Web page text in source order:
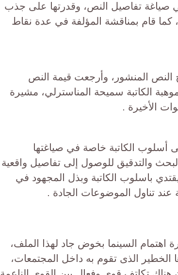
صياغة تفاصيل النص، وقدرتها على جذب
كما قام بمناقشة المؤلفة في عدة نقاط
النص المنشور، وأرجعت قيمة النص
الكاتبة سميحة المناسترلي، مشيرة
الأخيرة .
أسلوب الكاتبة خاصة في صياغتها
والتدقيق للوصول إلى تفاصيل واقعية
باسلوب الكاتبة وبذل المجهود في
تناول الموضوعات الجادة .
السينما بخوض جاد لهذا الملف،
الذى تقوم به داخل المجتمعات،